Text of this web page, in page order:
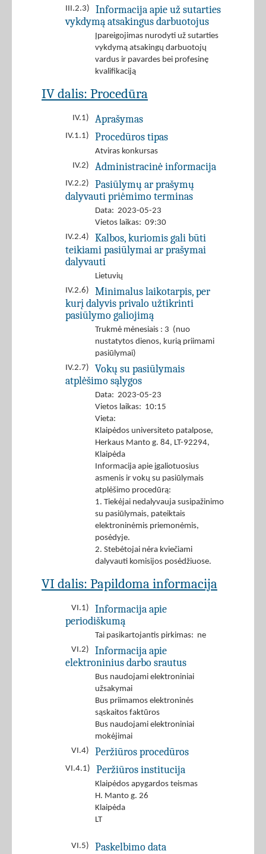
III.2.3)
Informacija apie už sutarties
vykdymą atsakingus darbuotojus
Įpareigojimas nurodyti už sutarties
vykdymą atsakingų darbuotojų
vardus ir pavardes bei profesinę
kvalifikaciją
IV dalis: Procedūra
IV.1) Aprašymas
IV.1.1) Procedūros tipas
Atviras konkursas
IV.2)
Administracinė informacija
IV.2.2)
Pasiūlymų ar prašymų
dalyvauti priėmimo terminas
Data: 2023-05-23
Vietos laikas: 09:30
IV.2.4)
Kalbos, kuriomis gali būti
teikiami pasiūlymai ar prašymai
dalyvauti
Lietuvių
IV.2.6)
Minimalus laikotarpis, per
kurį dalyvis privalo užtikrinti
pasiūlymo galiojimą
Trukmė mėnesiais : 3 (nuo
nustatytos dienos, kurią priimami
pasiūlymai)
IV.2.7)
Vokų su pasiūlymais
atplėšimo sąlygos
Data: 2023-05-23
Vietos laikas: 10:15
Vieta:
Klaipėdos universiteto patalpose,
Herkaus Manto g. 84, LT-92294,
Klaipėda
Informacija apie įgaliotuosius
asmenis ir vokų su pasiūlymais
atplėšimo procedūrą:
1. Tiekėjai nedalyvauja susipažinimo
su pasiūlymais, pateiktais
elektroninėmis priemonėmis,
posėdyje.
2. Stebėtojai nėra kviečiami
dalyvauti komisijos posėdžiuose.
VI dalis: Papildoma informacija
VI.1)
Informacija apie
periodiškumą
Tai pasikartojantis pirkimas: ne
VI.2)
Informacija apie
elektroninius darbo srautus
Bus naudojami elektroniniai
užsakymai
Bus priimamos elektroninės
sąskaitos faktūros
Bus naudojami elektroniniai
mokėjimai
VI.4)
Peržiūros procedūros
VI.4.1) Peržiūros institucija
Klaipėdos apygardos teismas
H. Manto g. 26
Klaipėda
LT
VI.5) Paskelbimo data